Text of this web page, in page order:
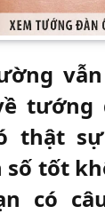
tướng
thật
số tốt
có